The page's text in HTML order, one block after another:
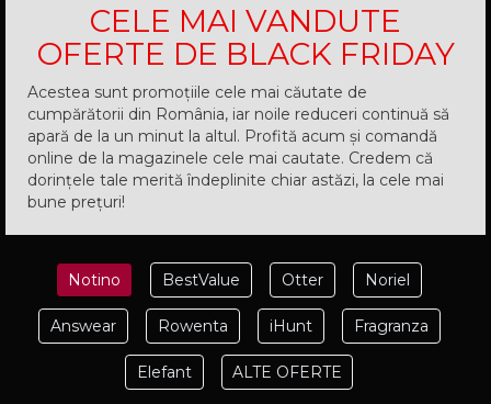
CELE MAI VANDUTE
OFERTE DE BLACK FRIDAY
Acestea sunt promoțiile cele mai căutate de
cumpărătorii din România, iar noile reduceri continuă să
apară de la un minut la altul. Profită acum și comandă
online de la magazinele cele mai cautate. Credem că
dorințele tale merită îndeplinite chiar astăzi, la cele mai
bune prețuri!
Notino BestValue Otter Noriel
Answear Rowenta iHunt Fragranza
Elefant ALTE OFERTE